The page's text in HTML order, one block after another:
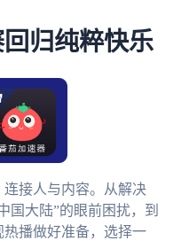
归纯粹快乐
接人与内容。从解决
国大陆”的眼前困扰，到
播做好准备，选择一